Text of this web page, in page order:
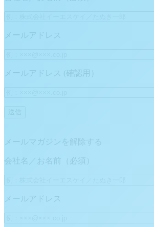
メールアドレス
メールアドレス (確認用）
メールマガジンを解除する
会社名／お名前（必須）
メールアドレス